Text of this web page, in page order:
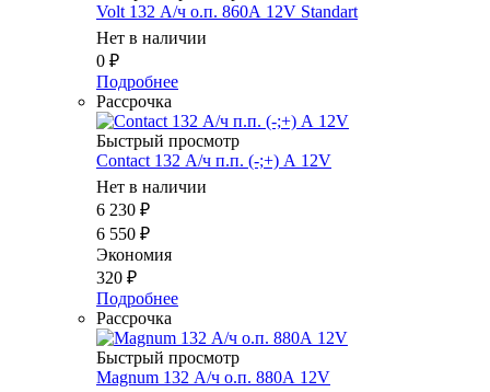
Volt 132 А/ч о.п. 860А 12V Standart
Нет в наличии
0 ₽
Подробнее
Рассрочка
Быстрый просмотр
Contact 132 А/ч п.п. (-;+) А 12V
Нет в наличии
6 230 ₽
6 550 ₽
Экономия
320 ₽
Подробнее
Рассрочка
Быстрый просмотр
Magnum 132 А/ч о.п. 880А 12V